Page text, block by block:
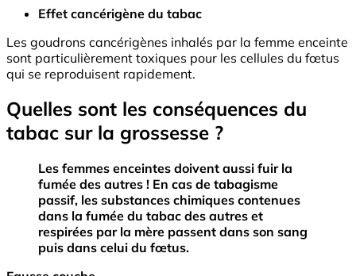
Effet cancérigène du tabac
Les goudrons cancérigènes inhalés par la femme enceinte
sont particulièrement toxiques pour les cellules du fœtus
qui se reproduisent rapidement.
Quelles sont les conséquences du
tabac sur la grossesse ?
Les femmes enceintes doivent aussi fuir la
fumée des autres ! En cas de tabagisme
passif, les substances chimiques contenues
dans la fumée du tabac des autres et
respirées par la mère passent dans son sang
puis dans celui du fœtus.